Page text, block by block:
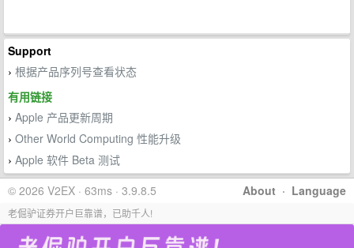
Support
› 根据产品序列号查看状态
有用链接
› Apple 产品更新周期
› Other World Computing 性能升级
› Apple 软件 Beta 测试
About · Language
© 2026 V2EX · 63ms · 3.9.8.5
老倔驴证券开户巨靠谱，已助千人!